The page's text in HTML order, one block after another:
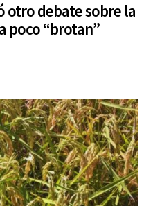
otro debate sobre la
poco “brotan”